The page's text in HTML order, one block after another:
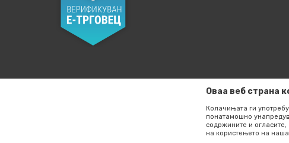
Настојуваме да бидеме што е можно попрецизни во описот
Оваа веб страна
Колачињата ги
понатамошно
содржините и
на користењето на